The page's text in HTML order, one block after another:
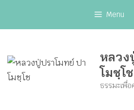
Menu
หลวง
โมชฺโช
ธรรมะเพื่